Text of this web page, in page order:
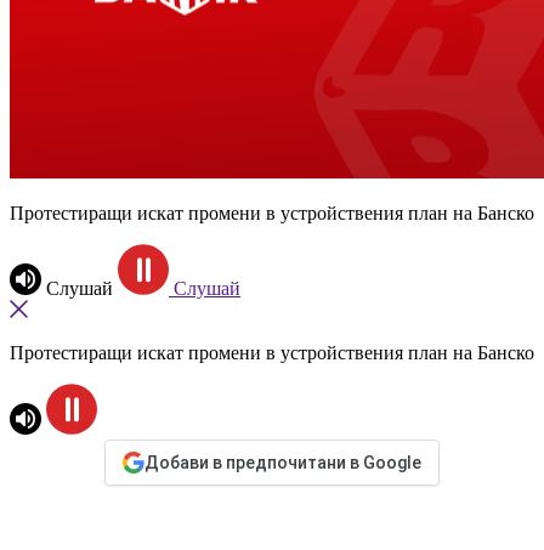
Протестиращи искат промени в устройствения план на Банско
Слушай Слушай
Протестиращи искат промени в устройствения план на Банско
Добави в предпочитани в Google